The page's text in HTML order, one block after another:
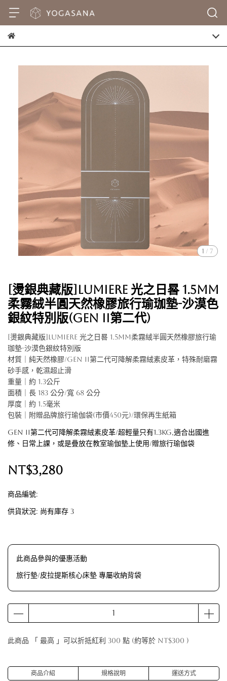
1 / 7
[燙銀典藏版]Lumiere 光之日晷 1.5mm
柔霧絨半圓天然橡膠旅行瑜珈墊-沙漠色
銀紋特別版(Gen II第二代)
[燙銀典藏版]Lumiere 光之日晷 1.5mm柔霧絨半圓天然橡膠旅行瑜
珈墊-沙漠色銀紋特別版
材質｜純天然橡膠/Gen II第二代可降解柔霧絨素皮革，特殊耐磨霧
砂手感，乾濕超止滑
重量｜約 1.3公斤
面積｜長 183 公分/寬 68 公分
厚度｜約 1.5毫米
包裝｜附贈品牌旅行瑜伽袋(市價450元)/環保再生紙箱
Gen II第二代可降解柔霧絨素皮革/超輕量只有1.3kg,適合出國進
修、日常上課，或是疊放在教室瑜伽墊上使用/贈旅行瑜伽袋
NT$3,280
商品編號:
供貨狀況: 尚有庫存 3
此商品參與的優惠活動
旅行墊/皮拉提斯核心床墊 專屬收納背袋
此商品 「 最高 」可以折抵紅利 300 點 (約等於 NT$300 )
商品介紹 規格說明 運送方式